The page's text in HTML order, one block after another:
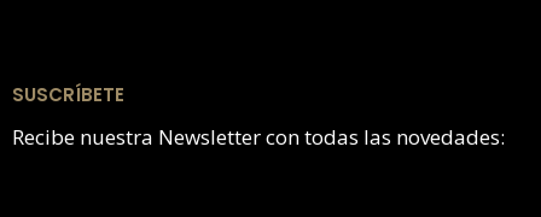
SUSCRÍBETE
Recibe nuestra Newsletter con todas las novedades: